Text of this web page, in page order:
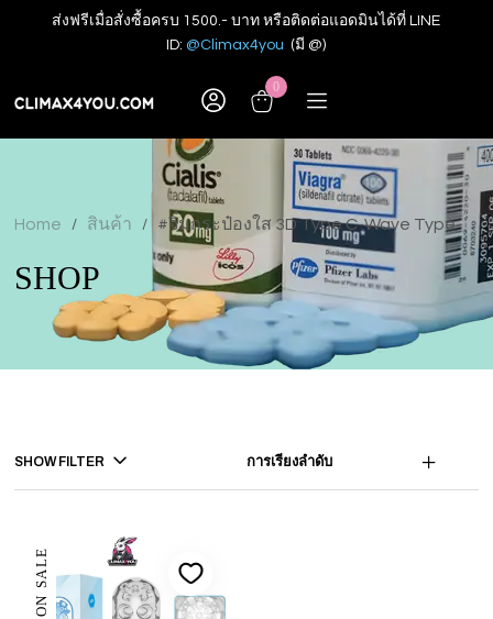
ส่งฟรีเมื่อสั่งซื้อครบ 1500.- บาท หรือติดต่อแอดมินได้ที่ LINE
ID: @Climax4you (มี @)
0
Home / สินค้า / #จิ๋มกระป๋องใส 3D Type C-Wave Type
SHOP
SHOW FILTER การเรียงลำดับ
ON SALE